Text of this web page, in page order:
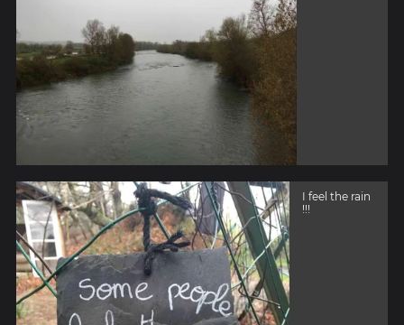
I feel the rain
!!!